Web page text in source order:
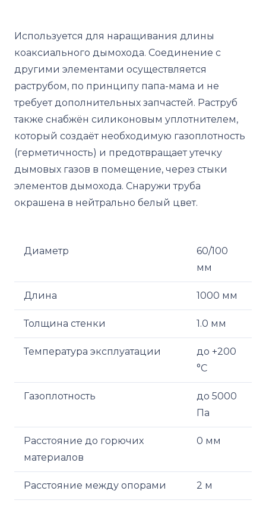
Используется для наращивания длины
коаксиального дымохода. Соединение с
другими элементами осуществляется
раструбом, по принципу папа-мама и не
требует дополнительных запчастей. Раструб
также снабжён силиконовым уплотнителем,
который создаёт необходимую газоплотность
(герметичность) и предотвращает утечку
дымовых газов в помещение, через стыки
элементов дымохода. Снаружи труба
окрашена в нейтрально белый цвет.
Диаметр
60/100
мм
Длина 1000 мм
Толщина стенки 1.0 мм
Температура эксплуатации
до +200
°С
Газоплотность
до 5000
Па
Расстояние до горючих
материалов
0 мм
Расстояние между опорами 2 м